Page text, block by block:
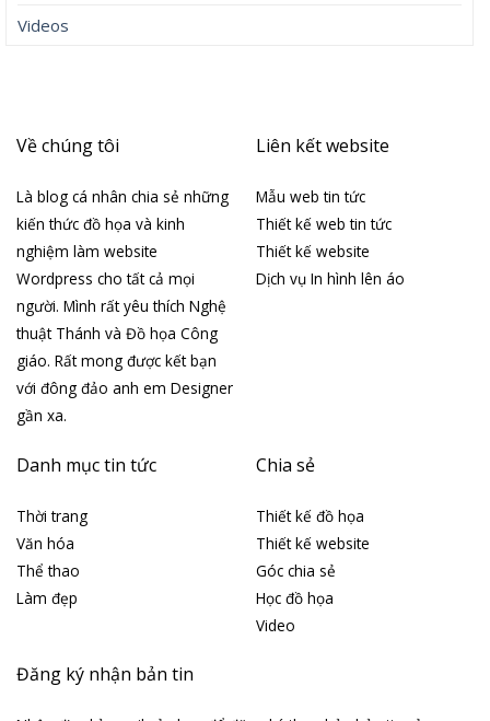
Videos
Về chúng tôi
Là blog cá nhân chia sẻ những
kiến thức đồ họa và kinh
nghiệm làm website
Wordpress cho tất cả mọi
người. Mình rất yêu thích Nghệ
thuật Thánh và Đồ họa Công
giáo. Rất mong được kết bạn
với đông đảo anh em Designer
gần xa.
Liên kết website
Mẫu web tin tức
Thiết kế web tin tức
Thiết kế website
Dịch vụ In hình lên áo
Danh mục tin tức
Thời trang
Văn hóa
Thể thao
Làm đẹp
Chia sẻ
Thiết kế đồ họa
Thiết kế website
Góc chia sẻ
Học đồ họa
Video
Đăng ký nhận bản tin